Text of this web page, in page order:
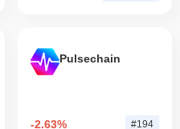
Pulsechain
-2.63% #194